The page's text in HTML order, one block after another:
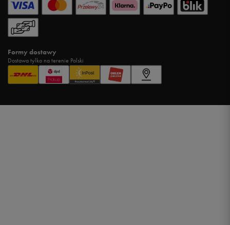
Formy dostawy
Dostawa tylko na terenie Polski